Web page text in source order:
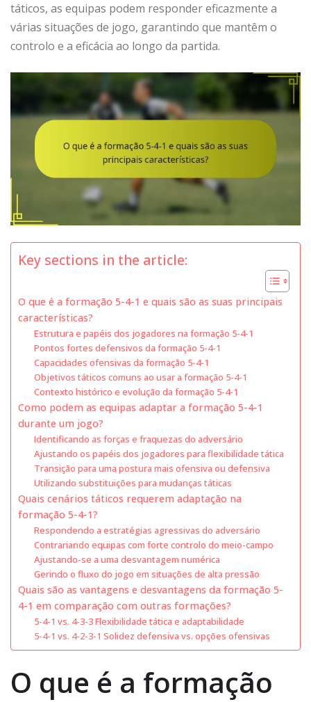
táticos, as equipas podem responder eficazmente a
várias situações de jogo, garantindo que mantêm o
controlo e a eficácia ao longo da partida.
Key sections in the article:
O que é a formação 5-4-1 e quais são as suas principais
características?
Estrutura e papéis dos jogadores na formação 5-4-1
Pontos fortes defensivos da formação 5-4-1
Capacidades ofensivas da formação 5-4-1
Objetivos táticos comuns ao usar a formação 5-4-1
Contexto histórico e evolução da formação 5-4-1
Como podem as equipas adaptar a formação 5-4-1
durante um jogo?
Identificando as forças e fraquezas do adversário
Ajustando os papéis dos jogadores para flexibilidade tática
Transição para uma postura mais ofensiva ou defensiva
Utilizando substituições para mudanças táticas
Quais cenários táticos requerem adaptação na
formação 5-4-1?
Respondendo a estratégias agressivas do adversário
Contrariando equipas com forte controlo do meio-campo
Ajustando-se a uma desvantagem numérica
Gerindo o fluxo do jogo em situações de alta pressão
Quais são as vantagens e desvantagens da formação 5-
4-1 em comparação com outras formações?
5-4-1 vs. 4-3-3 Flexibilidade tática e adaptabilidade
5-4-1 vs. 4-2-3-1 Solidez defensiva vs. opções ofensivas
O que é a formação